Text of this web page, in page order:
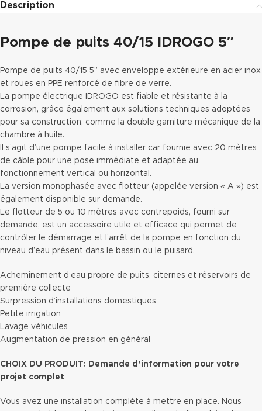
Description
Pompe de puits 40/15 IDROGO 5″
Pompe de puits 40/15 5” avec enveloppe extérieure en acier inox
et roues en PPE renforcé de fibre de verre.
La pompe électrique IDROGO est fiable et résistante à la
corrosion, grâce également aux solutions techniques adoptées
pour sa construction, comme la double garniture mécanique de la
chambre à huile.
Il s’agit d’une pompe facile à installer car fournie avec 20 mètres
de câble pour une pose immédiate et adaptée au
fonctionnement vertical ou horizontal.
La version monophasée avec flotteur (appelée version « A ») est
également disponible sur demande.
Le flotteur de 5 ou 10 mètres avec contrepoids, fourni sur
demande, est un accessoire utile et efficace qui permet de
contrôler le démarrage et l’arrêt de la pompe en fonction du
niveau d’eau présent dans le bassin ou le puisard.
Acheminement d’eau propre de puits, citernes et réservoirs de
première collecte
Surpression d’installations domestiques
Petite irrigation
Lavage véhicules
Augmentation de pression en général
CHOIX DU PRODUIT: Demande d’information pour votre
projet complet
Vous avez une installation complète à mettre en place. Nous